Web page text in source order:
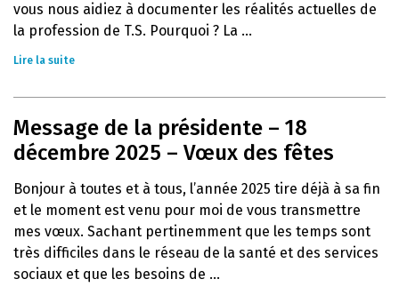
vous nous aidiez à documenter les réalités actuelles de
la profession de T.S. Pourquoi ? La ...
Lire la suite
Message de la présidente – 18
décembre 2025 – Vœux des fêtes
Bonjour à toutes et à tous, l’année 2025 tire déjà à sa fin
et le moment est venu pour moi de vous transmettre
mes vœux. Sachant pertinemment que les temps sont
très difficiles dans le réseau de la santé et des services
sociaux et que les besoins de ...